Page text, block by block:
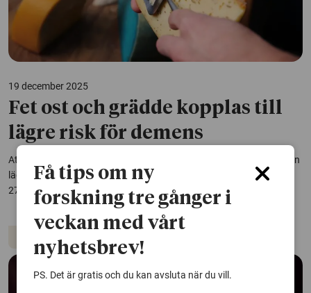
19 december 2025
Fet ost och grädde kopplas till
lägre risk för demens
Att äta ost och grädde med hög fetthalt kan ha ett samband med en
lägre risk för att utveckla demens. Det visar en stor studie där över
27 000 personer följts i 25 år.
Få tips om ny
forskning tre gånger i
veckan med vårt
nyhetsbrev!
PS. Det är gratis och du kan avsluta när du vill.